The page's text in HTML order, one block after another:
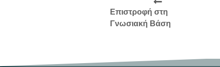
Επιστροφή στη
Γνωσιακή Βάση